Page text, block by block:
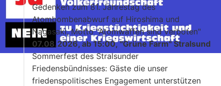
Gedenken zum 81. Jahrestag des
Atombombenabwurf auf Hiroshima und
Nagasaki, Motto "Atomwaffen sind verboten"
07.08.2026, ab 15:00, "Grüne Farm" Stralsund
Sommerfest des Stralsunder
Friedensbündnisses: Gäste die unser
friedenspolitisches Engagement unterstützen